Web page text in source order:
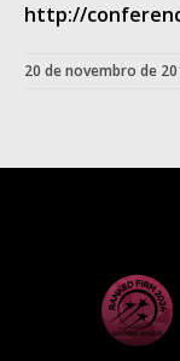
http://
20 de novembro de